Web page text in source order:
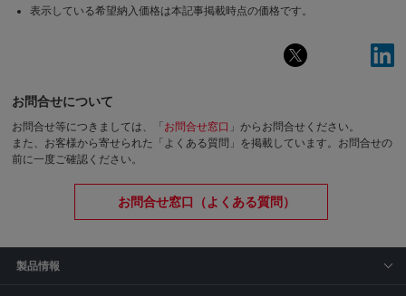
表示している希望納入価格は本記事掲載時点の価格です。
お問合せについて
お問合せ等につきましては、「 お問合せ窓口 」からお問合せください。
また、お客様から寄せられた「よくある質問」を掲載しています。お問合せの
前に一度ご確認ください。
お問合せ窓口（よくある質問）
製品情報